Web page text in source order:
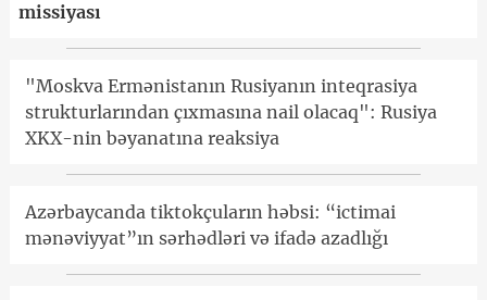
missiyası
"Moskva Ermənistanın Rusiyanın inteqrasiya
strukturlarından çıxmasına nail olacaq": Rusiya
XKX-nin bəyanatına reaksiya
Azərbaycanda tiktokçuların həbsi: “ictimai
mənəviyyat”ın sərhədləri və ifadə azadlığı